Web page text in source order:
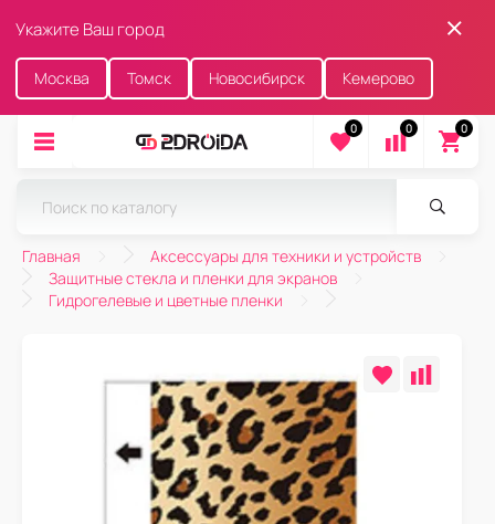
Укажите Ваш город
Москва Томск Новосибирск Кемерово
0 0 0
Главная
Аксессуары для техники и устройств
Защитные стекла и пленки для экранов
Гидрогелевые и цветные пленки